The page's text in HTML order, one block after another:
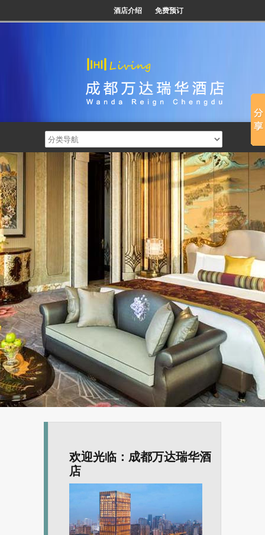
酒店介绍 免费预订
欢迎光临：成都万达瑞华酒
店